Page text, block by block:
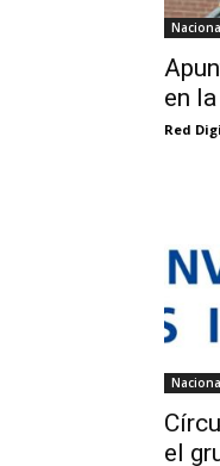
en
Red
el